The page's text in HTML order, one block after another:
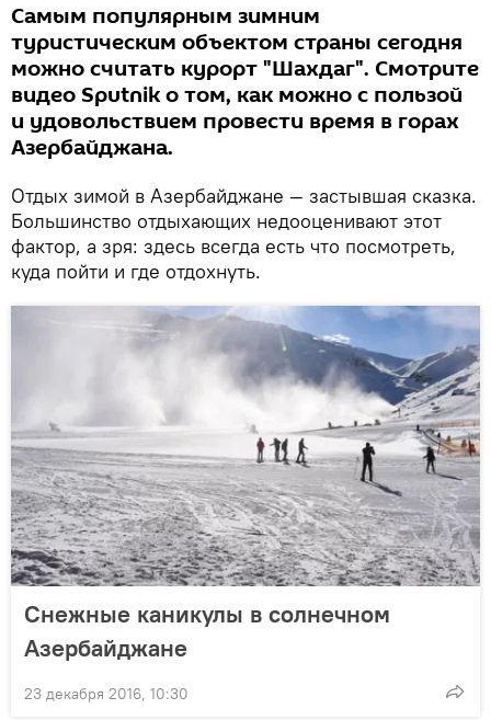
Cамым популярным зимним
туристическим объектом страны сегодня
можно считать курорт "Шахдаг". Смотрите
видео Sputnik о том, как можно с пользой
и удовольствием провести время в горах
Азербайджана.
Отдых зимой в Азербайджане — застывшая сказка.
Большинство отдыхающих недооценивают этот
фактор, а зря: здесь всегда есть что посмотреть,
куда пойти и где отдохнуть.
Снежные каникулы в солнечном
Азербайджане
23 декабря 2016, 10:30